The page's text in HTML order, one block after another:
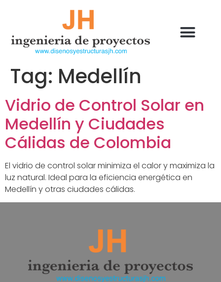
Tag: Medellín
Vidrio de Control Solar en
Medellín y Ciudades
Cálidas de Colombia
El vidrio de control solar minimiza el calor y maximiza la
luz natural. Ideal para la eficiencia energética en
Medellín y otras ciudades cálidas.